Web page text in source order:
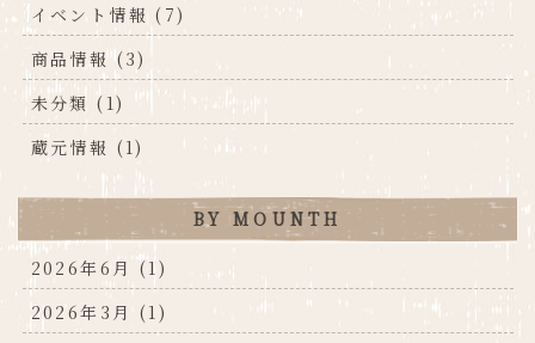
イベント情報 (7)
商品情報 (3)
未分類 (1)
蔵元情報 (1)
BY MOUNTH
2026年6月 (1)
2026年3月 (1)